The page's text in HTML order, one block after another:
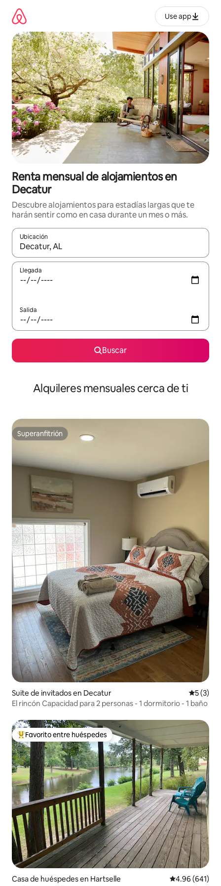
contenido
Use app
Renta mensual de alojamientos en
Decatur
Descubre alojamientos para estadías largas que te
harán sentir como en casa durante un mes o más.
Ubicación
Cuando los resultados estén disponibles, navega con las
Llegada
Salida
Buscar
Alquileres mensuales cerca de ti
Superanfitrión
Superanfitrión
Suite de invitados en Decatur
5 (3)
El rincón Capacidad para 2 personas - 1 dormitorio - 1 baño
Favorito entre huéspedes preferido
Favorito entre huéspedes
Casa de huéspedes en Hartselle Calificación
4.96 (641)